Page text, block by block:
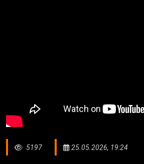
5197 25.05.2026, 19:24